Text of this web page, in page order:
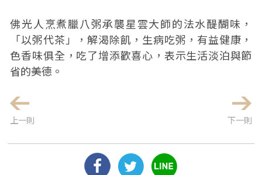
佛光人烹煮臘八粥承襲星雲大師的法水醍醐味，
「以粥代茶」，解渴除飢，生病吃粥，有益健康，
色香味俱全，吃了增添歡喜心，表示生活淡泊與節
省的美德。
上一則 下一則